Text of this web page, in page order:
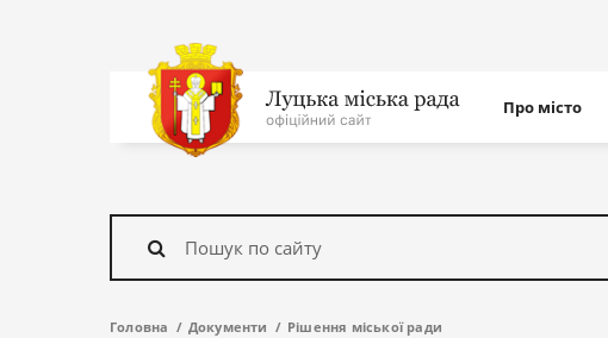
На
головну
сайту
Про місто
Знайти
Головна Документи Рішення міської ради